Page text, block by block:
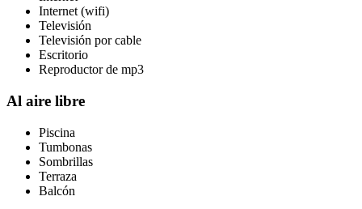
Internet (wifi)
Televisión
Televisión por cable
Escritorio
Reproductor de mp3
Al aire libre
Piscina
Tumbonas
Sombrillas
Terraza
Balcón